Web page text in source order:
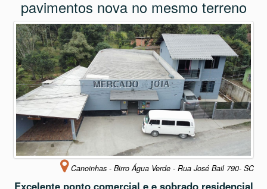
pavimentos nova no mesmo terreno
Canoinhas - Birro Água Verde - Rua José Bail 790- SC